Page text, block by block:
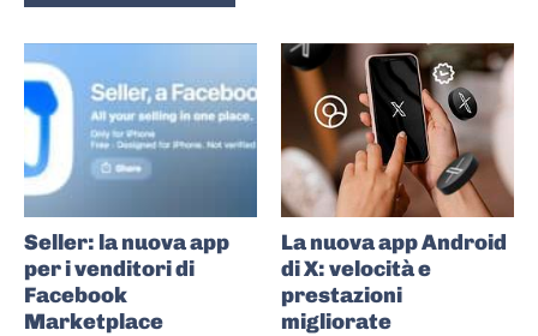
Seller: la nuova app
per i venditori di
Facebook
Marketplace
La nuova app Android
di X: velocità e
prestazioni
migliorate